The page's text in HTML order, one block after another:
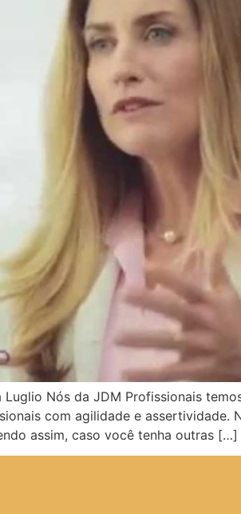
Nós da JDM Profissionais
com agilidade e assertividade.
assim, caso você tenha outras […]